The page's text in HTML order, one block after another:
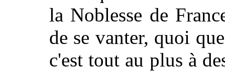
la Noblesse de
de se vanter, quoi
c'est tout au plus à